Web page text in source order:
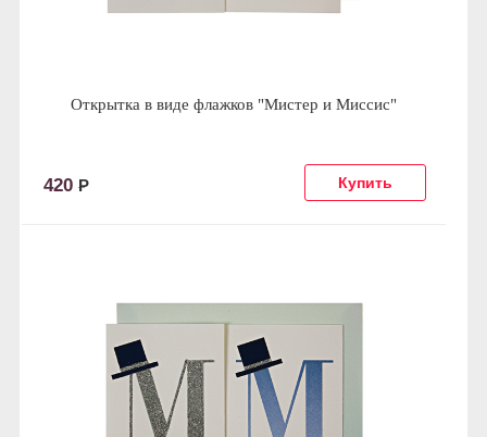
Открытка в виде флажков "Мистер и Миссис"
420 Р